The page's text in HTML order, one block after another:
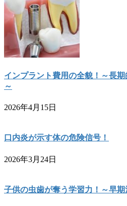
インプラント費用の全貌！～長
～
2026年4月15日
口内炎が示す体の危険信号！
2026年3月24日
子供の虫歯が奪う学習力！～早